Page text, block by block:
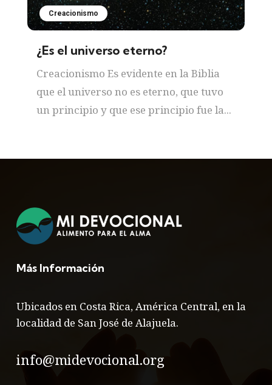
Creacionismo
¿Es el universo eterno?
Creacionismo Es evidente en la Biblia
que el universo no es eterno, que tuvo
un principio y que ese principio fue la...
Más Información
Ubicados en Costa Rica, América Central, en la
localidad de San José de Alajuela.
info@midevocional.org